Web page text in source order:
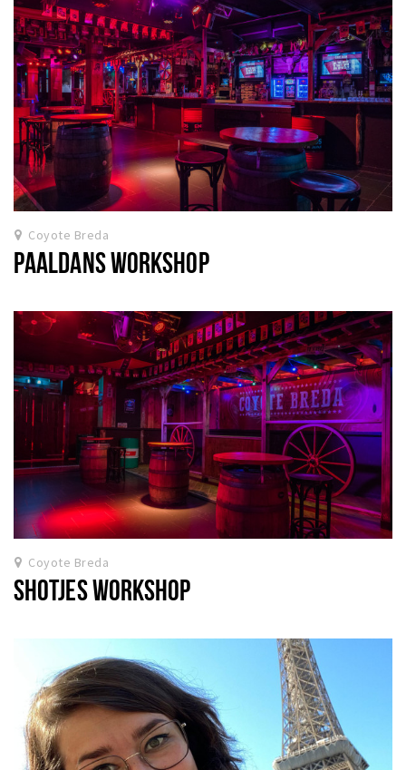
Coyote Breda
PAALDANS WORKSHOP
Coyote Breda
SHOTJES WORKSHOP